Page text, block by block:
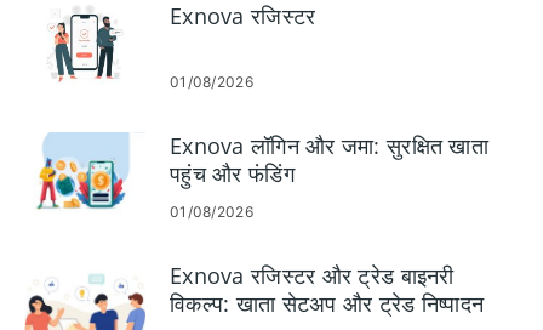
Exnova रजिस्टर
01/08/2026
Exnova लॉगिन और जमा: सुरक्षित खाता
पहुंच और फंडिंग
01/08/2026
Exnova रजिस्टर और ट्रेड बाइनरी
विकल्प: खाता सेटअप और ट्रेड निष्पादन